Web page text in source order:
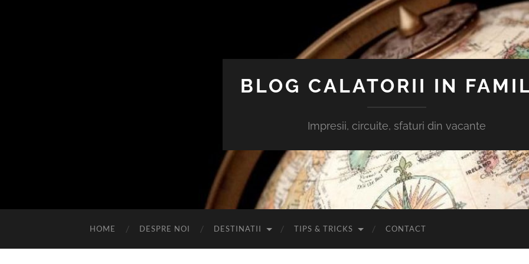
BLOG CALATORII IN
Impresii, circuite, sfaturi din vacante
HOME DESPRE NOI DESTINATII TIPS & TRICKS CONTACT